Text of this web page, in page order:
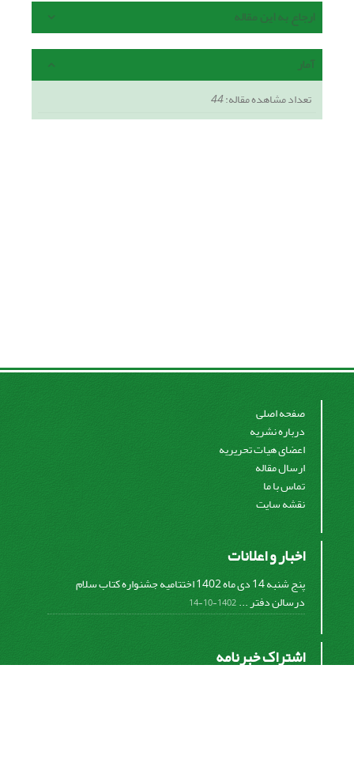
ارجاع به این مقاله
آمار
تعداد مشاهده مقاله:44
صفحه اصلی
درباره نشریه
اعضای هیات تحریریه
ارسال مقاله
تماس با ما
نقشه سایت
اخبار و اعلانات
پنج شنبه 14 دی ماه 1402 اختتامیه جشنواره کتاب سلام
درسالن دفتر ...1402-10-14
اشتراک خبرنامه